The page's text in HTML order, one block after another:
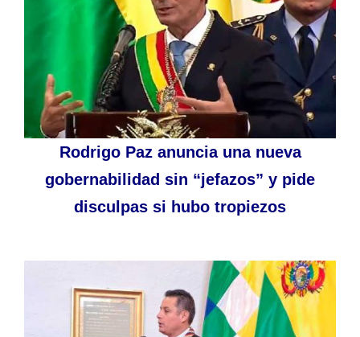
Rodrigo Paz anuncia una nueva
gobernabilidad sin “jefazos” y pide
disculpas si hubo tropiezos